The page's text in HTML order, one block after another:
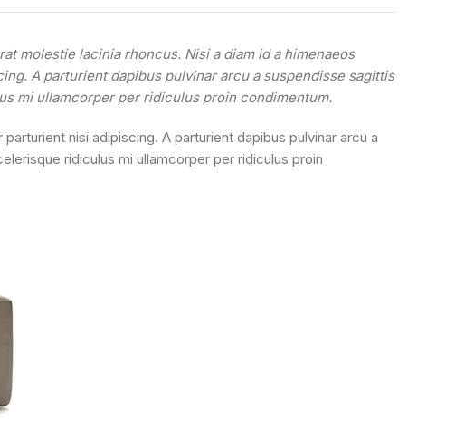
molestie lacinia rhoncus. Nisi a diam id a himenaeos
A parturient dapibus pulvinar arcu a suspendisse sagittis
mi ullamcorper per ridiculus proin condimentum.
nisi adipiscing. A parturient dapibus pulvinar arcu a
ridiculus mi ullamcorper per ridiculus proin